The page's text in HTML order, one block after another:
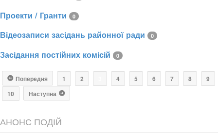
Проекти / Гранти 0
Відеозаписи засідань районної ради 0
Засідання постійних комісій 0
Попередня 1 2 4 5 6 7 8
9
10
Наступна
АНОНС ПОДІЙ